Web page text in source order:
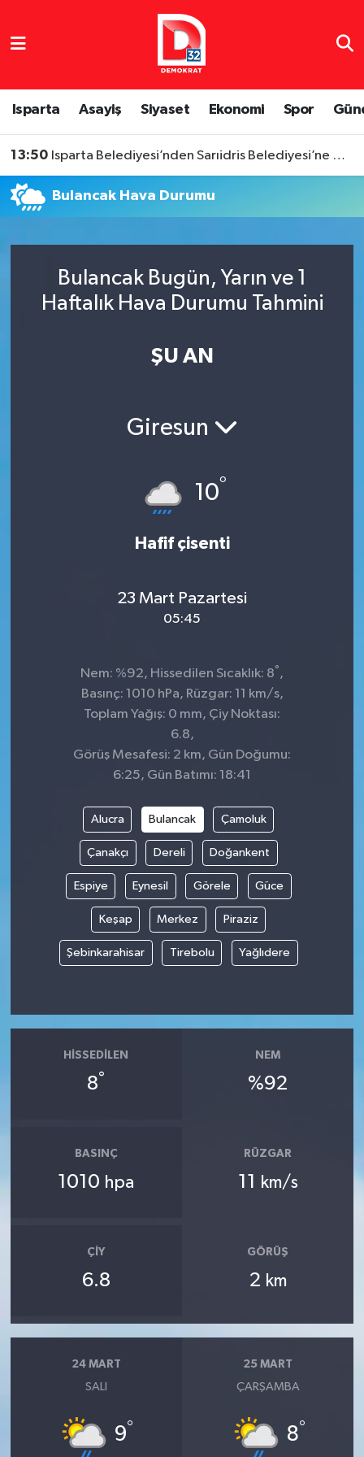
Isparta Asayiş Siyaset Ekonomi Spor
13:50 Isparta Belediyesi’nden Sarıidris Belediyesi’ne Araç Hibesi
Bulancak Hava Durumu
Bulancak Bugün, Yarın ve 1
Haftalık Hava Durumu Tahmini
ŞU AN
Giresun
10°
Hafif çisenti
23 Mart Pazartesi
05:45
Nem: %92, Hissedilen Sıcaklık: 8°,
Basınç: 1010 hPa, Rüzgar: 11 km/s,
Toplam Yağış: 0 mm, Çiy Noktası:
6.8,
Görüş Mesafesi: 2 km, Gün Doğumu:
6:25, Gün Batımı: 18:41
Alucra Bulancak Çamoluk
Çanakçı Dereli Doğankent
Espiye Eynesil Görele Güce
Keşap Merkez Piraziz
Şebinkarahisar Tirebolu Yağlıdere
HISSEDILEN
8°
NEM
%92
BASINÇ
1010 hpa
RÜZGAR
11 km/s
ÇIY
6.8
GÖRÜŞ
2 km
24 MART
SALI
9°
25 MART
ÇARŞAMBA
8°
Isparta Nöbetçi Eczaneler
Isparta Hava Durumu
Tüm Manşetler
Son Dakika Haberleri